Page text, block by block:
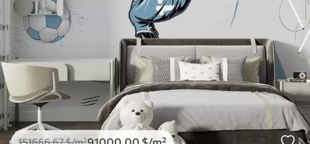
151666.67$/m²91000 .00 $/m²